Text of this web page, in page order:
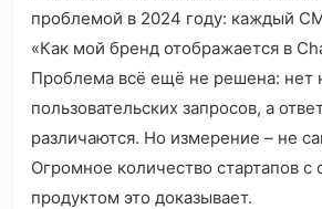
проблемой в 2024 году: каждый
«Как мой бренд отображается в
Проблема всё ещё не решена: нет
пользовательских запросов, а
различаются. Но измерение – не
Огромное количество стартапов с
продуктом это доказывает.